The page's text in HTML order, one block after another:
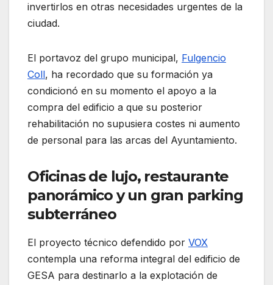
invertirlos en otras necesidades urgentes de la
ciudad.
El portavoz del grupo municipal, Fulgencio
Coll, ha recordado que su formación ya
condicionó en su momento el apoyo a la
compra del edificio a que su posterior
rehabilitación no supusiera costes ni aumento
de personal para las arcas del Ayuntamiento.
Oficinas de lujo, restaurante
panorámico y un gran parking
subterráneo
El proyecto técnico defendido por VOX
contempla una reforma integral del edificio de
GESA para destinarlo a la explotación de